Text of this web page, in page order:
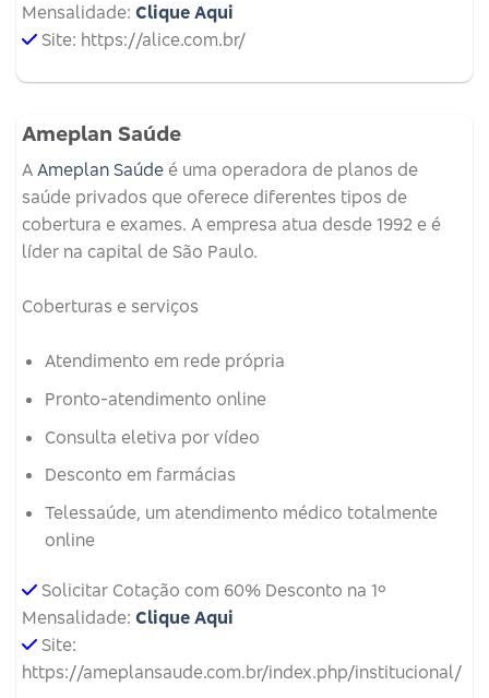
Mensalidade: Clique Aqui
Site: https://alice.com.br/
Ameplan Saúde
A Ameplan Saúde é uma operadora de planos de
saúde privados que oferece diferentes tipos de
cobertura e exames. A empresa atua desde 1992 e é
líder na capital de São Paulo.
Coberturas e serviços
Atendimento em rede própria
Pronto-atendimento online
Consulta eletiva por vídeo
Desconto em farmácias
Telessaúde, um atendimento médico totalmente
online
Solicitar Cotação com 60% Desconto na 1º
Mensalidade: Clique Aqui
Site:
https://ameplansaude.com.br/index.php/institucional/